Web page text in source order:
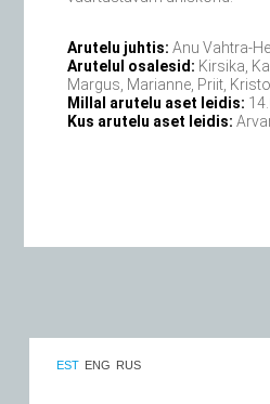
Arutelu juhtis: Anu Vahtra-
Arutelul osalesid: Kirsika,
Margus, Marianne, Priit, Kristo
Millal arutelu aset leidis:
Kus arutelu aset leidis:
EST ENG RUS